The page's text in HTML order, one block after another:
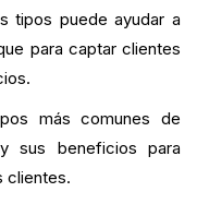
tipos puede ayudar a
para captar clientes
más comunes de
sus beneficios para
clientes.